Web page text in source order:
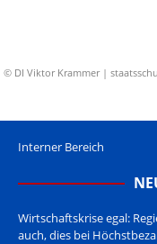
© DI Viktor Krammer |
Interner Bereich
Wirtschaftskrise egal:
auch, dies bei